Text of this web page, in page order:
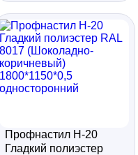
Профнастил Н-20
Гладкий полиэстер